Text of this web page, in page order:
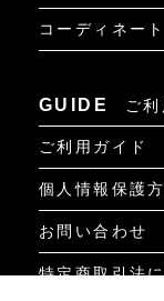
コーディネート
GUIDE ご利
ご利用ガイド
個人情報保護
お問い合わせ
特定商取引法